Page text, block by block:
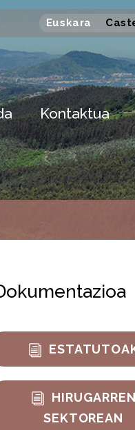
Euskara
Kontaktua
HIRUGARREN
SEKTOREAN